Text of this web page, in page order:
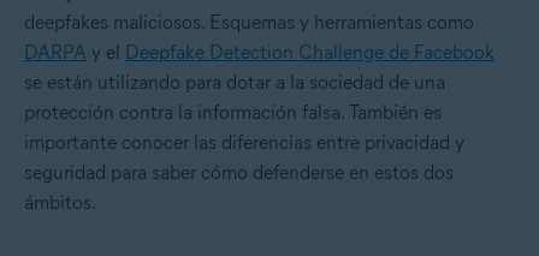
deepfakes maliciosos. Esquemas y herramientas como
DARPA y el Deepfake Detection Challenge de Facebook
se están utilizando para dotar a la sociedad de una
protección contra la información falsa. También es
importante conocer las diferencias entre privacidad y
seguridad para saber cómo defenderse en estos dos
ámbitos.